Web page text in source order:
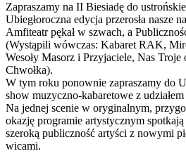
Zapraszamy na II Biesiadę do
Ubiegłoroczna edycja przerosła nasze
Amfiteatr pękał w szwach, a
(Wystąpili wówczas: Kabaret RAK,
Wesoły Masorz i Przyjaciele, Nas
Chwołka).
W tym roku ponownie zapraszamy do
show muzyczno-kabaretowe z
Na jednej scenie w oryginalnym,
okazję programie artystycznym
szeroką publiczność artyści z nowymi
wicami.